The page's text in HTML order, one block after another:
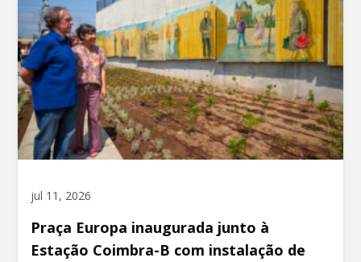
jul 11, 2026
Praça Europa inaugurada junto à
Estação Coimbra-B com instalação de